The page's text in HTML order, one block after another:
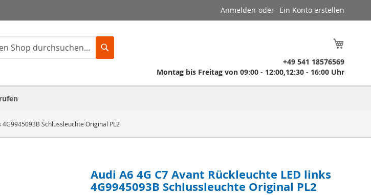
Anmelden Ein Konto erstellen
​ +49 541 18576569
​ Montag bis Freitag von 09:00 - 12:00,12:30 - 16:00 Uhr
Schlussleuchte Original PL2
Audi A6 4G C7 Avant Rückleuchte LED links
4G9945093B Schlussleuchte Original PL2